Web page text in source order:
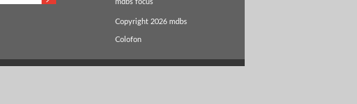
mdbs focus
Copyright 2026 mdbs
Colofon